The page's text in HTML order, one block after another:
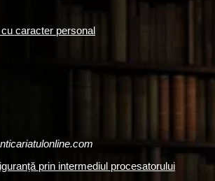
caracter personal
prin intermediul procesatorului